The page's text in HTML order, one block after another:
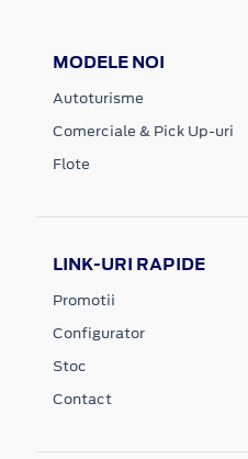
MODELE NOI
Autoturisme
Comerciale & Pick Up-uri
Flote
LINK-URI RAPIDE
Promotii
Configurator
Stoc
Contact